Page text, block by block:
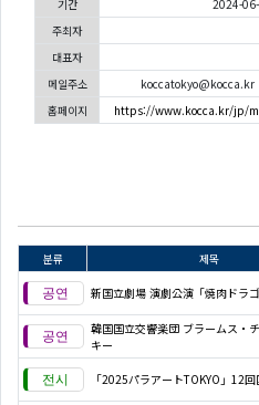
기간
2024-
주최자
대표자
메일주소
koccatokyo@kocca.kr
홈페이지
https://www.kocca.kr/jp/
분류 제목
新国立劇場 演劇公演「焼肉ドラゴ
韓国国立交響楽団 ブラームス・
キー
「2025パラアートTOKYO」12